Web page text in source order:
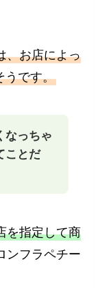
、お店によっ
うです。
なっちゃ
ことだ
を指定して商
ンフラペチー